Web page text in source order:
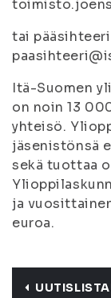
tai
Itä-Suomen
on noin 13
yhteisö.
jäsenistönsä
sekä tuottaa
ja
euroa.